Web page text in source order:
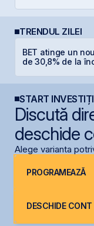
TRENDUL ZILEI
BET atinge un
de 30,8% de la
START
Discută
deschide
Alege varianta
PROGRAMEAZĂ
DESCHIDE CONT